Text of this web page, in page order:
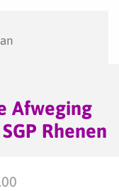
Afweging
Rhenen